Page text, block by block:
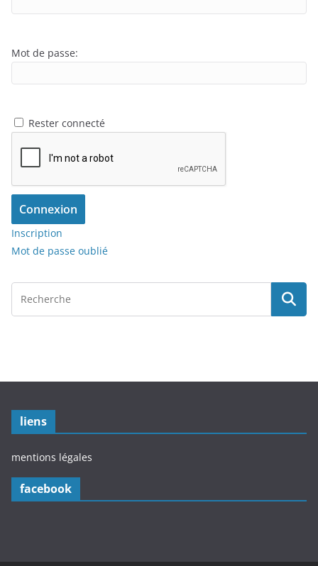
Mot de passe:
Rester connecté
Connexion
Inscription
Mot de passe oublié
liens
mentions légales
facebook